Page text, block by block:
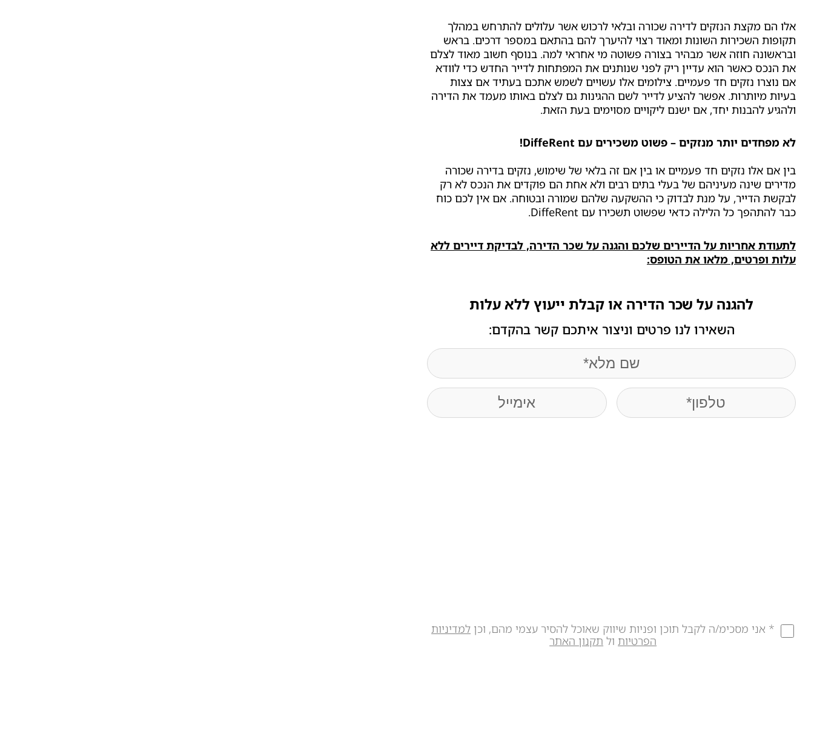
אלו הם מקצת הנזקים לדירה שכורה ובלאי לרכוש אשר עלולים להתרחש במהלך
תקופות השכירות השונות ומאוד רצוי להיערך להם בהתאם במספר דרכים. בראש
ובראשונה חוזה אשר מבהיר בצורה פשוטה מי אחראי למה. בנוסף חשוב מאוד לצלם
את הנכס כאשר הוא עדיין ריק לפני שנותנים את המפתחות לדייר החדש כדי לוודא
אם נוצרו נזקים חד פעמיים. צילומים אלו עשויים לשמש אתכם בעתיד אם צצות
בעיות מיותרות. אפשר להציע לדייר לשם ההגינות גם לצלם באותו מעמד את הדירה
ולהגיע להבנות יחד, אם ישנם ליקויים מסוימים בעת הזאת.
לא מפחדים יותר מנזקים – פשוט משכירים עם DiffeRent!
בין אם אלו נזקים חד פעמיים או בין אם זה בלאי של שימוש, נזקים בדירה שכורה
מדירים שינה מעיניהם של בעלי בתים רבים ולא אחת הם פוקדים את הנכס לא רק
לבקשת הדייר, על מנת לבדוק כי ההשקעה שלהם שמורה ובטוחה. אם אין לכם כוח
כבר להתהפך כל הלילה כדאי שפשוט תשכירו עם DiffeRent.
לתעודת אחריות על הדיירים שלכם והגנה על שכר הדירה, לבדיקת דיירים ללא
עלות ופרטים, מלאו את הטופס:
להגנה על שכר הדירה או קבלת ייעוץ ללא עלות
השאירו לנו פרטים וניצור איתכם קשר בהקדם:
name(חובה)
Phone(חובה) Email
* אני מסכימ/ה לקבל תוכן ופניות שיווק שאוכל להסיר עצמי מהם, וכן למדיניות
הפרטיותול תקנון האתר